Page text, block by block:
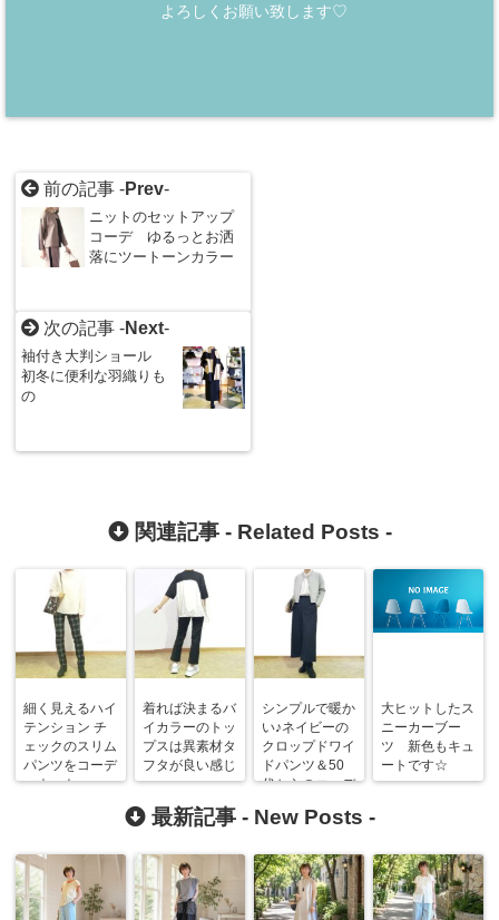
よろしくお願い致します♡
前の記事 -Prev-
ニットのセットアップ
コーデ ゆるっとお洒
落にツートーンカラー
次の記事 -Next-
袖付き大判ショール
初冬に便利な羽織りも
の
関連記事 - Related Posts -
細く見えるハイ
テンション チ
ェックのスリム
パンツをコーデ
ィネート
着れば決まるバ
イカラーのトッ
プスは異素材タ
フタが良い感じ
シンプルで暖か
い♪ネイビーの
クロップドワイ
ドパンツ＆50
代からのコーデ
大ヒットしたス
ニーカーブー
ツ 新色もキュ
ートです☆
最新記事 - New Posts -